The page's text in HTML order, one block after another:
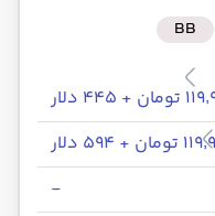
BB
دلار
۵۹۴ دلار
-